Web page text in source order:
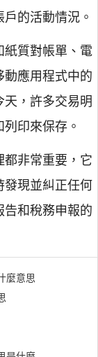
的活動情況。
紙質對帳單、電
動應用程式中的
，許多交易明
印來保存。
都非常重要，它
發現並糾正任何
告和稅務申報的
麼意思